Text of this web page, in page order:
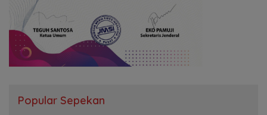
Popular Sepekan